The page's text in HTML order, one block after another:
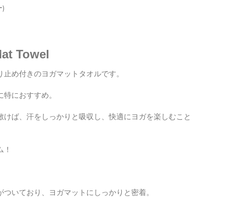
Towel
め付きのヨガマットタオルです。
におすすめ。
けば、汗をしっかりと吸収し、快適にヨガを楽しむこと
いており、ヨガマットにしっかりと密着。